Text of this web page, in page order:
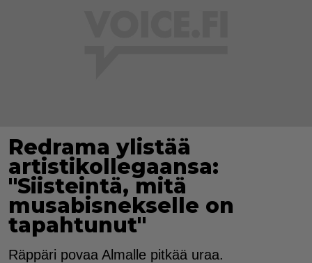
Redrama ylistää
artistikollegaansa:
"Siisteintä, mitä
musabisnekselle on
tapahtunut"
Räppäri povaa Almalle pitkää uraa.